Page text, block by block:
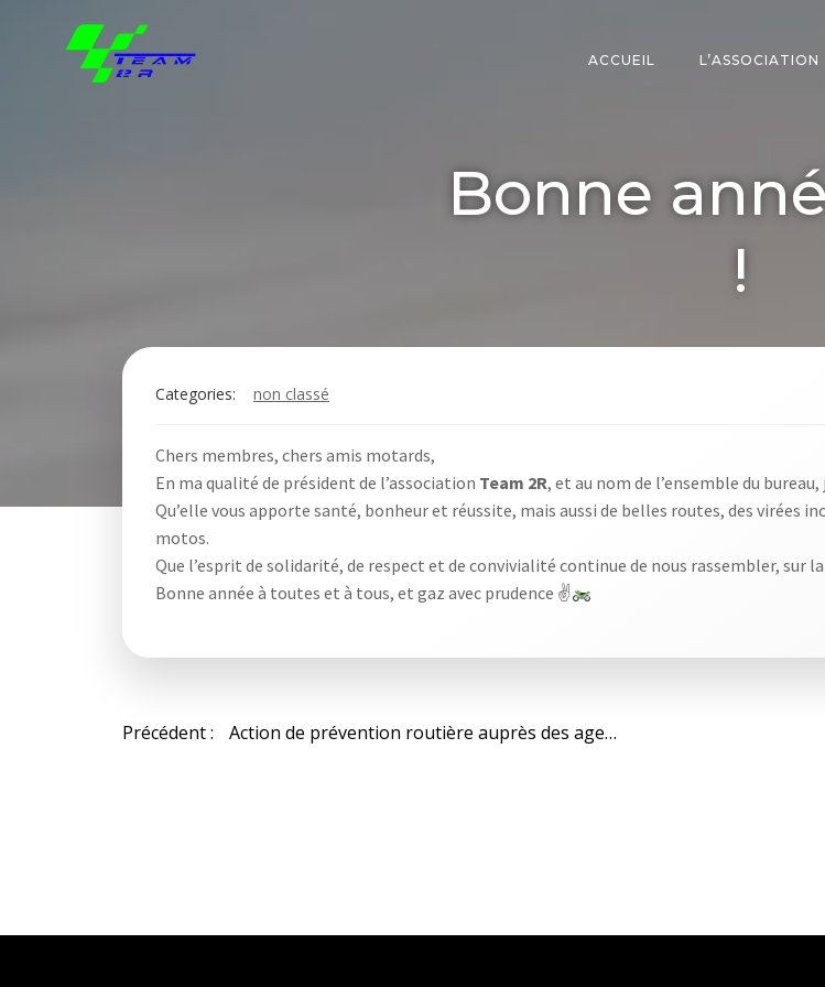
ACCUEIL L’ASSOCIATION
Bonne
!
Categories: non classé
Chers membres, chers amis motards,
En ma qualité de président de l’association Team 2R, et au nom de l’ensemble du
Qu’elle vous apporte santé, bonheur et réussite, mais aussi de belles routes, des virées
motos.
Que l’esprit de solidarité, de respect et de convivialité continue de nous rassembler, sur
Bonne année à toutes et à tous, et gaz avec prudence ✌
Navigation
Précédent : Action de prévention routière auprès des agents SNCF : une journée dédiée à la sécurité de tous les usagers